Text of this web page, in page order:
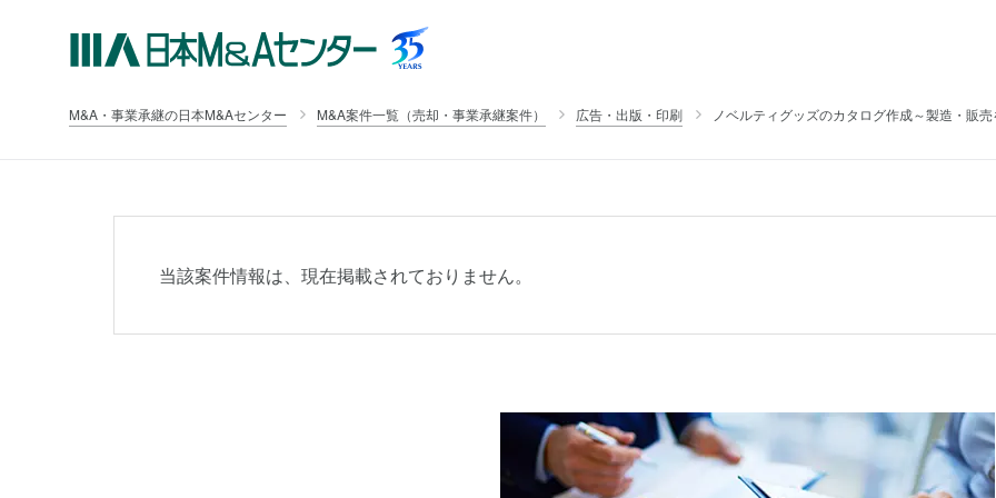
M&A・事業承継の日本M&Aセンター M&A案件一覧（売却・事業承継案件） 広告・出版・印刷 ノベルティグッズのカタログ作成～製造・販
当該案件情報は、現在掲載されておりません。